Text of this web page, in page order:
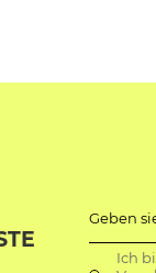
Geben
Ich